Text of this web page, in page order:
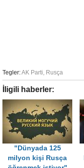
Tegler:AK Parti, Rusça
İligili haberler:
"Dünyada 125
milyon kişi Rusça